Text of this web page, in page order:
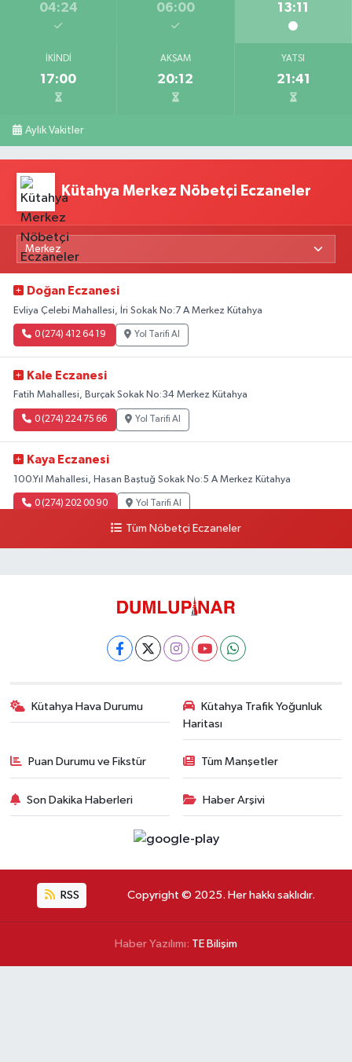
04:24 06:00 13:11
İKINDI
17:00
AKŞAM
20:12
YATSI
21:41
Aylık Vakitler
Kütahya Merkez Nöbetçi Eczaneler
Doğan Eczanesi
Evliya Çelebi Mahallesi, İri Sokak No:7 A Merkez Kütahya
0 (274) 412 64 19 Yol Tarifi Al
Kale Eczanesi
Fatih Mahallesi, Burçak Sokak No:34 Merkez Kütahya
0 (274) 224 75 66 Yol Tarifi Al
Kaya Eczanesi
100.Yıl Mahallesi, Hasan Baştuğ Sokak No:5 A Merkez Kütahya
0 (274) 202 00 90 Yol Tarifi Al
Tüm Nöbetçi Eczaneler
Kütahya Hava Durumu
Kütahya Trafik Yoğunluk
Haritası
Puan Durumu ve Fikstür Tüm Manşetler
Son Dakika Haberleri Haber Arşivi
RSS Copyright © 2025. Her hakkı saklıdır.
Haber Yazılımı: TE Bilişim